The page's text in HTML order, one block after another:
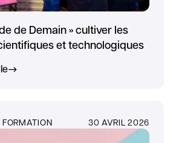
de Demain » cultiver les
et technologiques
30 AVRIL 2026